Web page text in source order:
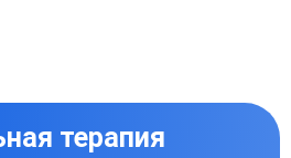
терапия